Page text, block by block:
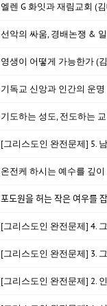
엘렌 G 화잇과 재림교회 (
선악의 싸움, 경배논쟁 &
영생이 어떻게 가능한가 (
기독교 신앙과 인간의 운
기도하는 성도, 전도하는
[그리스도인 완전문제] 5.
온전케 하시는 예수를 깊
포도원을 허는 작은
[그리스도인 완전문제] 4.
[그리스도인 완전문제] 3.
[그리스도인 완전문제] 2.